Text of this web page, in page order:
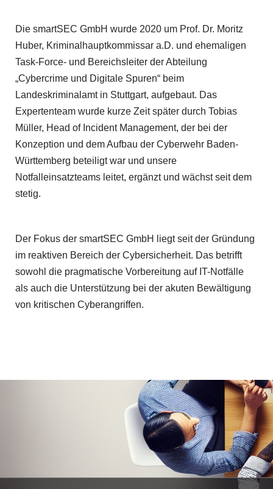
Die smartSEC GmbH wurde 2020 um Prof. Dr. Moritz
Huber, Kriminalhauptkommissar a.D. und ehemaligen
Task-Force- und Bereichsleiter der Abteilung
„Cybercrime und Digitale Spuren“ beim
Landeskriminalamt in Stuttgart, aufgebaut. Das
Expertenteam wurde kurze Zeit später durch Tobias
Müller, Head of Incident Management, der bei der
Konzeption und dem Aufbau der Cyberwehr Baden-
Württemberg beteiligt war und unsere
Notfalleinsatzteams leitet, ergänzt und wächst seit dem
stetig.
Der Fokus der smartSEC GmbH liegt seit der Gründung
im reaktiven Bereich der Cybersicherheit. Das betrifft
sowohl die pragmatische Vorbereitung auf IT-Notfälle
als auch die Unterstützung bei der akuten Bewältigung
von kritischen Cyberangriffen.